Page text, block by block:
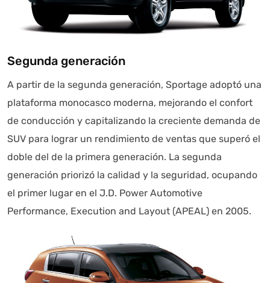
Segunda generación
A partir de la segunda generación, Sportage adoptó una
plataforma monocasco moderna, mejorando el confort
de conducción y capitalizando la creciente demanda de
SUV para lograr un rendimiento de ventas que superó el
doble del de la primera generación. La segunda
generación priorizó la calidad y la seguridad, ocupando
el primer lugar en el J.D. Power Automotive
Performance, Execution and Layout (APEAL) en 2005.